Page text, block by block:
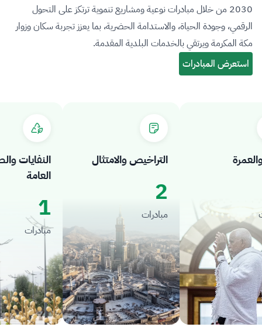
2030 من خلال مبادرات نوعية ومشاريع تنموية ترتكز على التحول
الرقمي، وجودة الحياة، والاستدامة الحضرية، بما يعزز تجربة سكان وزوار
مكة المكرمة ويرتقي بالخدمات البلدية المقدمة.
النفايات
العامة
1
مبادرات
التراخيص والامتثال
2
مبادرات